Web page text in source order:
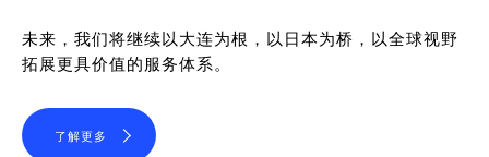
未来，我们将继续以大连为根，以日本为桥，以全球视野
拓展更具价值的服务体系。
了解更多